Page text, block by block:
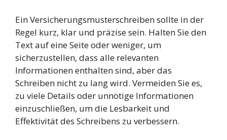
Ein Versicherungsmusterschreiben sollte in der
Regel kurz, klar und präzise sein. Halten Sie den
Text auf eine Seite oder weniger, um
sicherzustellen, dass alle relevanten
Informationen enthalten sind, aber das
Schreiben nicht zu lang wird. Vermeiden Sie es,
zu viele Details oder unnötige Informationen
einzuschließen, um die Lesbarkeit und
Effektivität des Schreibens zu verbessern.